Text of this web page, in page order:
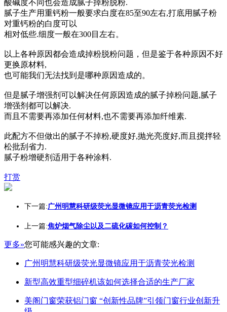
酸碱度不同也会造成腻子掉粉脱粉.
腻子生产用重钙粉一般要求白度在85至90左右,打底用腻子粉
对重钙粉的白度可以
相对低些.细度一般在300目左右。
以上各种原因都会造成掉粉脱粉问题，但是鉴于各种原因不好
更换原材料,
也可能我们无法找到是哪种原因造成的。
但是腻子增强剂可以解决任何原因造成的腻子掉粉问题,腻子
增强剂都可以解决.
而且不需要再添加任何材料,也不需要再添加纤维素.
此配方不但做出的腻子不掉粉,硬度好,抛光亮度好,而且搅拌轻
松批刮省力.
腻子粉增硬剂适用于各种涂料.
打赏
下一篇:广州明慧科研级荧光显微镜应用于沥青荧光检测
上一篇:焦炉烟气除尘以及二硫化碳如何控制？
更多»您可能感兴趣的文章:
广州明慧科研级荧光显微镜应用于沥青荧光检测
新型高效重型细碎机该如何选择合适的生产厂家
美阁门窗荣获铝门窗 “创新性品牌”引领门窗行业创新升